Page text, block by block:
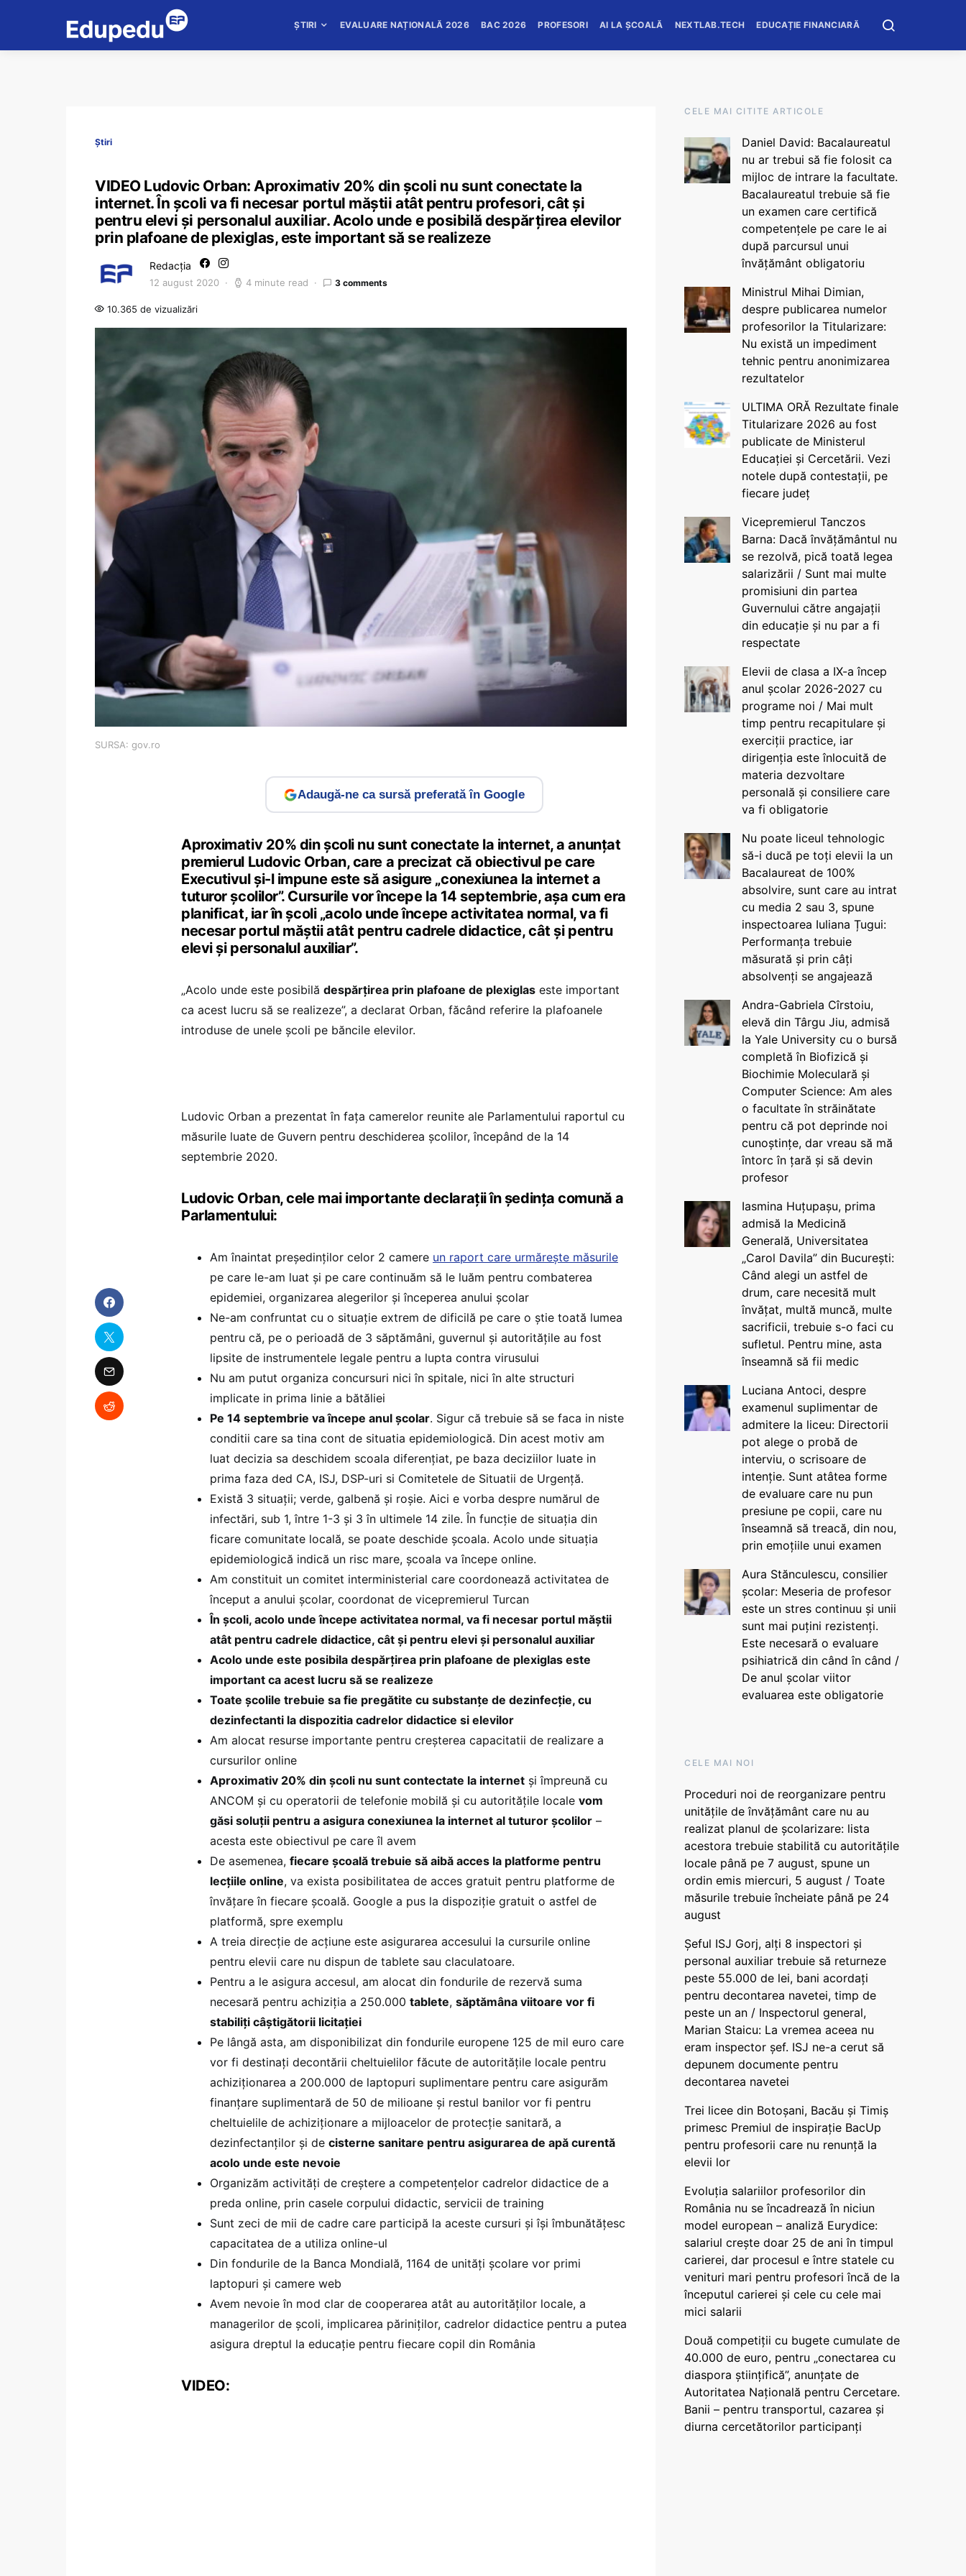
ȘTIRI EVALUARE NAȚIONALĂ 2026 BAC 2026 PROFESORI AI LA ȘCOALĂ NEXTLAB.TECH EDUCAȚIE FINANCIARĂ
Știri
VIDEO Ludovic Orban: Aproximativ 20% din școli nu sunt conectate la
internet. În școli va fi necesar portul măștii atât pentru profesori, cât și
pentru elevi și personalul auxiliar. Acolo unde e posibilă despărțirea elevilor
prin plafoane de plexiglas, este important să se realizeze
Redacția
12 august 2020 4 minute read 3 comments
10.365 de vizualizări
SURSA: gov.ro
Adaugă-ne ca sursă preferată în Google
Aproximativ 20% din școli nu sunt conectate la internet, a anunțat
premierul Ludovic Orban, care a precizat că obiectivul pe care
Executivul și-l impune este să asigure „conexiunea la internet a
tuturor școlilor”. Cursurile vor începe la 14 septembrie, așa cum era
planificat, iar în școli „acolo unde începe activitatea normal, va fi
necesar portul măștii atât pentru cadrele didactice, cât și pentru
elevi și personalul auxiliar”.
„Acolo unde este posibilă despărțirea prin plafoane de plexiglas este important
ca acest lucru să se realizeze”, a declarat Orban, făcând referire la plafoanele
introduse de unele școli pe băncile elevilor.
Ludovic Orban a prezentat în fața camerelor reunite ale Parlamentului raportul cu
măsurile luate de Guvern pentru deschiderea şcolilor, începând de la 14
septembrie 2020.
Ludovic Orban, cele mai importante declarații în ședința comună a
Parlamentului:
Am înaintat președinților celor 2 camere un raport care urmărește măsurile
pe care le-am luat și pe care continuăm să le luăm pentru combaterea
epidemiei, organizarea alegerilor și începerea anului școlar
Ne-am confruntat cu o situație extrem de dificilă pe care o știe toată lumea
pentru că, pe o perioadă de 3 săptămâni, guvernul și autoritățile au fost
lipsite de instrumentele legale pentru a lupta contra virusului
Nu am putut organiza concursuri nici în spitale, nici în alte structuri
implicate in prima linie a bătăliei
Pe 14 septembrie va începe anul școlar. Sigur că trebuie să se faca in niste
conditii care sa tina cont de situatia epidemiologică. Din acest motiv am
luat decizia sa deschidem scoala diferențiat, pe baza deciziilor luate in
prima faza ded CA, ISJ, DSP-uri si Comitetele de Situatii de Urgență.
Există 3 situații; verde, galbenă și roșie. Aici e vorba despre numărul de
infectări, sub 1, între 1-3 și 3 în ultimele 14 zile. În funcție de situația din
ficare comunitate locală, se poate deschide școala. Acolo unde situația
epidemiologică indică un risc mare, școala va începe online.
Am constituit un comitet interministerial care coordonează activitatea de
început a anului școlar, coordonat de vicepremierul Turcan
În școli, acolo unde începe activitatea normal, va fi necesar portul măștii
atât pentru cadrele didactice, cât și pentru elevi și personalul auxiliar
Acolo unde este posibila despărțirea prin plafoane de plexiglas este
important ca acest lucru să se realizeze
Toate școlile trebuie sa fie pregătite cu substanțe de dezinfecție, cu
dezinfectanti la dispozitia cadrelor didactice si elevilor
Am alocat resurse importante pentru creșterea capacitatii de realizare a
cursurilor online
Aproximativ 20% din școli nu sunt contectate la internet și împreună cu
ANCOM și cu operatorii de telefonie mobilă și cu autoritățile locale vom
găsi soluții pentru a asigura conexiunea la internet al tuturor școlilor –
acesta este obiectivul pe care îl avem
De asemenea, fiecare școală trebuie să aibă acces la platforme pentru
lecțiile online, va exista posibilitatea de acces gratuit pentru platforme de
învățare în fiecare școală. Google a pus la dispoziție gratuit o astfel de
platformă, spre exemplu
A treia direcție de acțiune este asigurarea accesului la cursurile online
pentru elevii care nu dispun de tablete sau claculatoare.
Pentru a le asigura accesul, am alocat din fondurile de rezervă suma
necesară pentru achiziția a 250.000 tablete, săptămâna viitoare vor fi
stabiliți câștigătorii licitației
Pe lângă asta, am disponibilizat din fondurile europene 125 de mil euro care
vor fi destinați decontării cheltuielilor făcute de autoritățile locale pentru
achiziționarea a 200.000 de laptopuri suplimentare pentru care asigurăm
finanțare suplimentară de 50 de milioane și restul banilor vor fi pentru
cheltuielile de achiziționare a mijloacelor de protecție sanitară, a
dezinfectanților și de cisterne sanitare pentru asigurarea de apă curentă
acolo unde este nevoie
Organizăm activități de creștere a competențelor cadrelor didactice de a
preda online, prin casele corpului didactic, servicii de training
Sunt zeci de mii de cadre care participă la aceste cursuri și își îmbunătățesc
capacitatea de a utiliza online-ul
Din fondurile de la Banca Mondială, 1164 de unități școlare vor primi
laptopuri și camere web
Avem nevoie în mod clar de cooperarea atât au autorităților locale, a
managerilor de școli, implicarea păriniților, cadrelor didactice pentru a putea
asigura dreptul la educație pentru fiecare copil din România
VIDEO:
CELE MAI CITITE ARTICOLE
Daniel David: Bacalaureatul
nu ar trebui să fie folosit ca
mijloc de intrare la facultate.
Bacalaureatul trebuie să fie
un examen care certifică
competențele pe care le ai
după parcursul unui
învățământ obligatoriu
Ministrul Mihai Dimian,
despre publicarea numelor
profesorilor la Titularizare:
Nu există un impediment
tehnic pentru anonimizarea
rezultatelor
ULTIMA ORĂ Rezultate finale
Titularizare 2026 au fost
publicate de Ministerul
Educației și Cercetării. Vezi
notele după contestații, pe
fiecare județ
Vicepremierul Tanczos
Barna: Dacă învățământul nu
se rezolvă, pică toată legea
salarizării / Sunt mai multe
promisiuni din partea
Guvernului către angajații
din educație și nu par a fi
respectate
Elevii de clasa a IX-a încep
anul școlar 2026-2027 cu
programe noi / Mai mult
timp pentru recapitulare și
exerciții practice, iar
dirigenția este înlocuită de
materia dezvoltare
personală și consiliere care
va fi obligatorie
Nu poate liceul tehnologic
să-i ducă pe toți elevii la un
Bacalaureat de 100%
absolvire, sunt care au intrat
cu media 2 sau 3, spune
inspectoarea Iuliana Țugui:
Performanța trebuie
măsurată și prin câți
absolvenți se angajează
Andra-Gabriela Cîrstoiu,
elevă din Târgu Jiu, admisă
la Yale University cu o bursă
completă în Biofizică și
Biochimie Moleculară și
Computer Science: Am ales
o facultate în străinătate
pentru că pot deprinde noi
cunoștințe, dar vreau să mă
întorc în țară și să devin
profesor
Iasmina Huțupașu, prima
admisă la Medicină
Generală, Universitatea
„Carol Davila” din București:
Când alegi un astfel de
drum, care necesită mult
învățat, multă muncă, multe
sacrificii, trebuie s-o faci cu
sufletul. Pentru mine, asta
înseamnă să fii medic
Luciana Antoci, despre
examenul suplimentar de
admitere la liceu: Directorii
pot alege o probă de
interviu, o scrisoare de
intenție. Sunt atâtea forme
de evaluare care nu pun
presiune pe copii, care nu
înseamnă să treacă, din nou,
prin emoțiile unui examen
Aura Stănculescu, consilier
școlar: Meseria de profesor
este un stres continuu și unii
sunt mai puțini rezistenți.
Este necesară o evaluare
psihiatrică din când în când /
De anul școlar viitor
evaluarea este obligatorie
CELE MAI NOI
Proceduri noi de reorganizare pentru
unitățile de învățământ care nu au
realizat planul de școlarizare: lista
acestora trebuie stabilită cu autoritățile
locale până pe 7 august, spune un
ordin emis miercuri, 5 august / Toate
măsurile trebuie încheiate până pe 24
august
Șeful ISJ Gorj, alți 8 inspectori și
personal auxiliar trebuie să returneze
peste 55.000 de lei, bani acordați
pentru decontarea navetei, timp de
peste un an / Inspectorul general,
Marian Staicu: La vremea aceea nu
eram inspector șef. ISJ ne-a cerut să
depunem documente pentru
decontarea navetei
Trei licee din Botoșani, Bacău și Timiș
primesc Premiul de inspirație BacUp
pentru profesorii care nu renunță la
elevii lor
Evoluția salariilor profesorilor din
România nu se încadrează în niciun
model european – analiză Eurydice:
salariul crește doar 25 de ani în timpul
carierei, dar procesul e între statele cu
venituri mari pentru profesori încă de la
începutul carierei și cele cu cele mai
mici salarii
Două competiții cu bugete cumulate de
40.000 de euro, pentru „conectarea cu
diaspora științifică”, anunțate de
Autoritatea Națională pentru Cercetare.
Banii – pentru transportul, cazarea și
diurna cercetătorilor participanți